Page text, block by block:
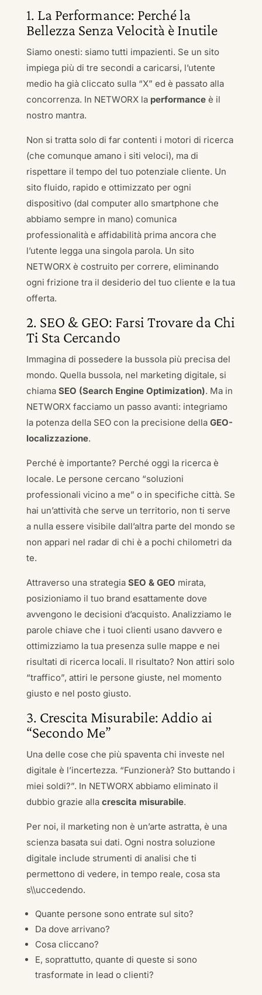
1. La Performance: Perché la
Bellezza Senza Velocità è Inutile
Siamo onesti: siamo tutti impazienti. Se un sito
impiega più di tre secondi a caricarsi, l’utente
medio ha già cliccato sulla “X” ed è passato alla
concorrenza. In NETWORX la performanceè il
nostro mantra.
Non si tratta solo di far contenti i motori di ricerca
(che comunque amano i siti veloci), ma di
rispettare il tempo del tuo potenziale cliente. Un
sito fluido, rapido e ottimizzato per ogni
dispositivo (dal computer allo smartphone che
abbiamo sempre in mano) comunica
professionalità e affidabilità prima ancora che
l’utente legga una singola parola. Un sito
NETWORX è costruito per correre, eliminando
ogni frizione tra il desiderio del tuo cliente e la tua
offerta.
2. SEO & GEO: Farsi Trovare da Chi
Ti Sta Cercando
Immagina di possedere la bussola più precisa del
mondo. Quella bussola, nel marketing digitale, si
chiama SEO (Search Engine Optimization). Ma in
NETWORX facciamo un passo avanti: integriamo
la potenza della SEO con la precisione della GEO-
localizzazione.
Perché è importante? Perché oggi la ricerca è
locale. Le persone cercano “soluzioni
professionali vicino a me” o in specifiche città. Se
hai un’attività che serve un territorio, non ti serve
a nulla essere visibile dall’altra parte del mondo se
non appari nel radar di chi è a pochi chilometri da
te.
Attraverso una strategia SEO & GEO mirata,
posizioniamo il tuo brand esattamente dove
avvengono le decisioni d’acquisto. Analizziamo le
parole chiave che i tuoi clienti usano davvero e
ottimizziamo la tua presenza sulle mappe e nei
risultati di ricerca locali. Il risultato? Non attiri solo
“traffico”, attiri le persone giuste, nel momento
giusto e nel posto giusto.
3. Crescita Misurabile: Addio ai
“Secondo Me”
Una delle cose che più spaventa chi investe nel
digitale è l’incertezza. “Funzionerà? Sto buttando i
miei soldi?”. In NETWORX abbiamo eliminato il
dubbio grazie alla crescita misurabile.
Per noi, il marketing non è un’arte astratta, è una
scienza basata sui dati. Ogni nostra soluzione
digitale include strumenti di analisi che ti
permettono di vedere, in tempo reale, cosa sta
s\\uccedendo.
Quante persone sono entrate sul sito?
Da dove arrivano?
Cosa cliccano?
E, soprattutto, quante di queste si sono
trasformate in lead o clienti?